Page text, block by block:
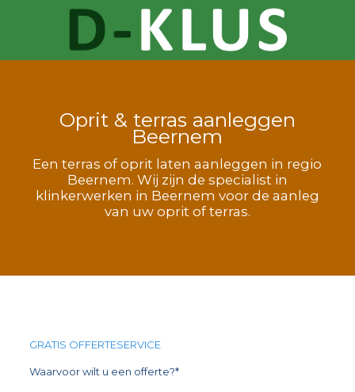
Oprit & terras aanleggen
Beernem
Een terras of oprit laten aanleggen in regio
Beernem. Wij zijn de specialist in
klinkerwerken in Beernem voor de aanleg
van uw oprit of terras.
GRATIS OFFERTESERVICE
Waarvoor wilt u een offerte?*